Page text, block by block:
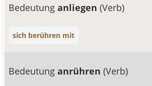
Bedeutunganliegen(Verb)
sich berühren mit
Bedeutunganrühren(Verb)